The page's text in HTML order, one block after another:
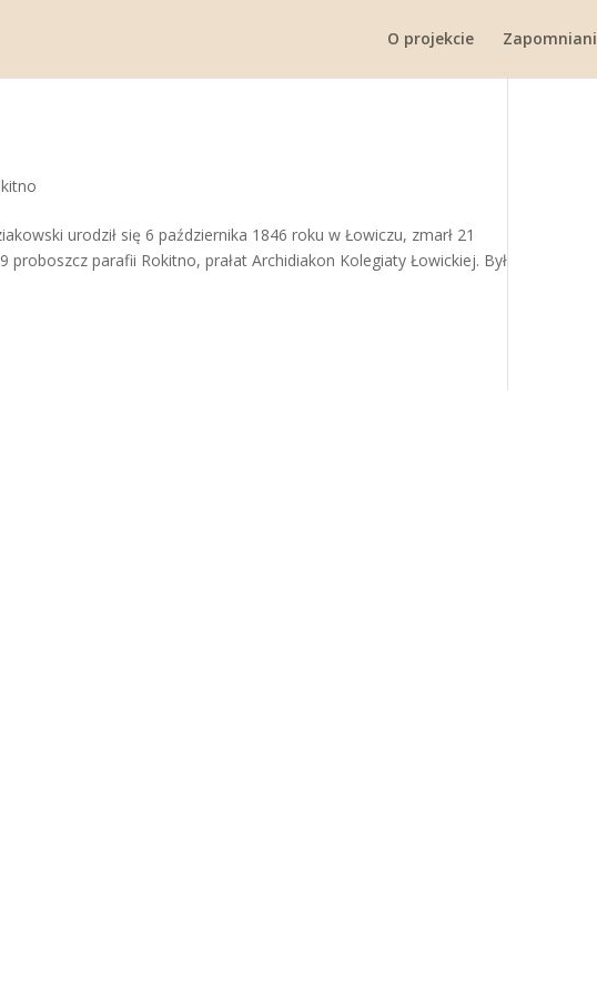
O projekcie Zapomniani
urodził się 6 października 1846 roku w Łowiczu, zmarł 21
parafii Rokitno, prałat Archidiakon Kolegiaty Łowickiej. Był